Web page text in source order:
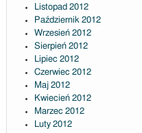
Listopad 2012
Październik 2012
Wrzesień 2012
Sierpień 2012
Lipiec 2012
Czerwiec 2012
Maj 2012
Kwiecień 2012
Marzec 2012
Luty 2012